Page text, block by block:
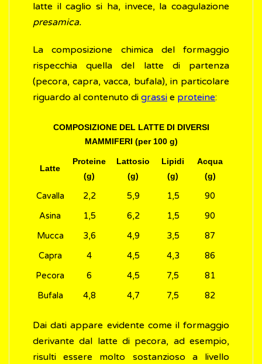
latte il caglio si ha, invece, la coagulazione
presamica.
La composizione chimica del formaggio
rispecchia quella del latte di partenza
(pecora, capra, vacca, bufala), in particolare
riguardo al contenuto di grassi e proteine:
COMPOSIZIONE DEL LATTE DI DIVERSI
MAMMIFERI (per 100 g)
Latte
Proteine
(g)
Lattosio
(g)
Lipidi
(g)
Acqua
(g)
Cavalla 2,2 5,9 1,5
90
Asina
1,5 6,2 1,5
90
Mucca
3,6 4,9 3,5
87
Capra
4 4,5 4,3
86
Pecora
6 4,5 7,5
81
Bufala
4,8 4,7 7,5 82
Dai dati appare evidente come il formaggio
derivante dal latte di pecora, ad esempio,
risulti essere molto sostanzioso a livello